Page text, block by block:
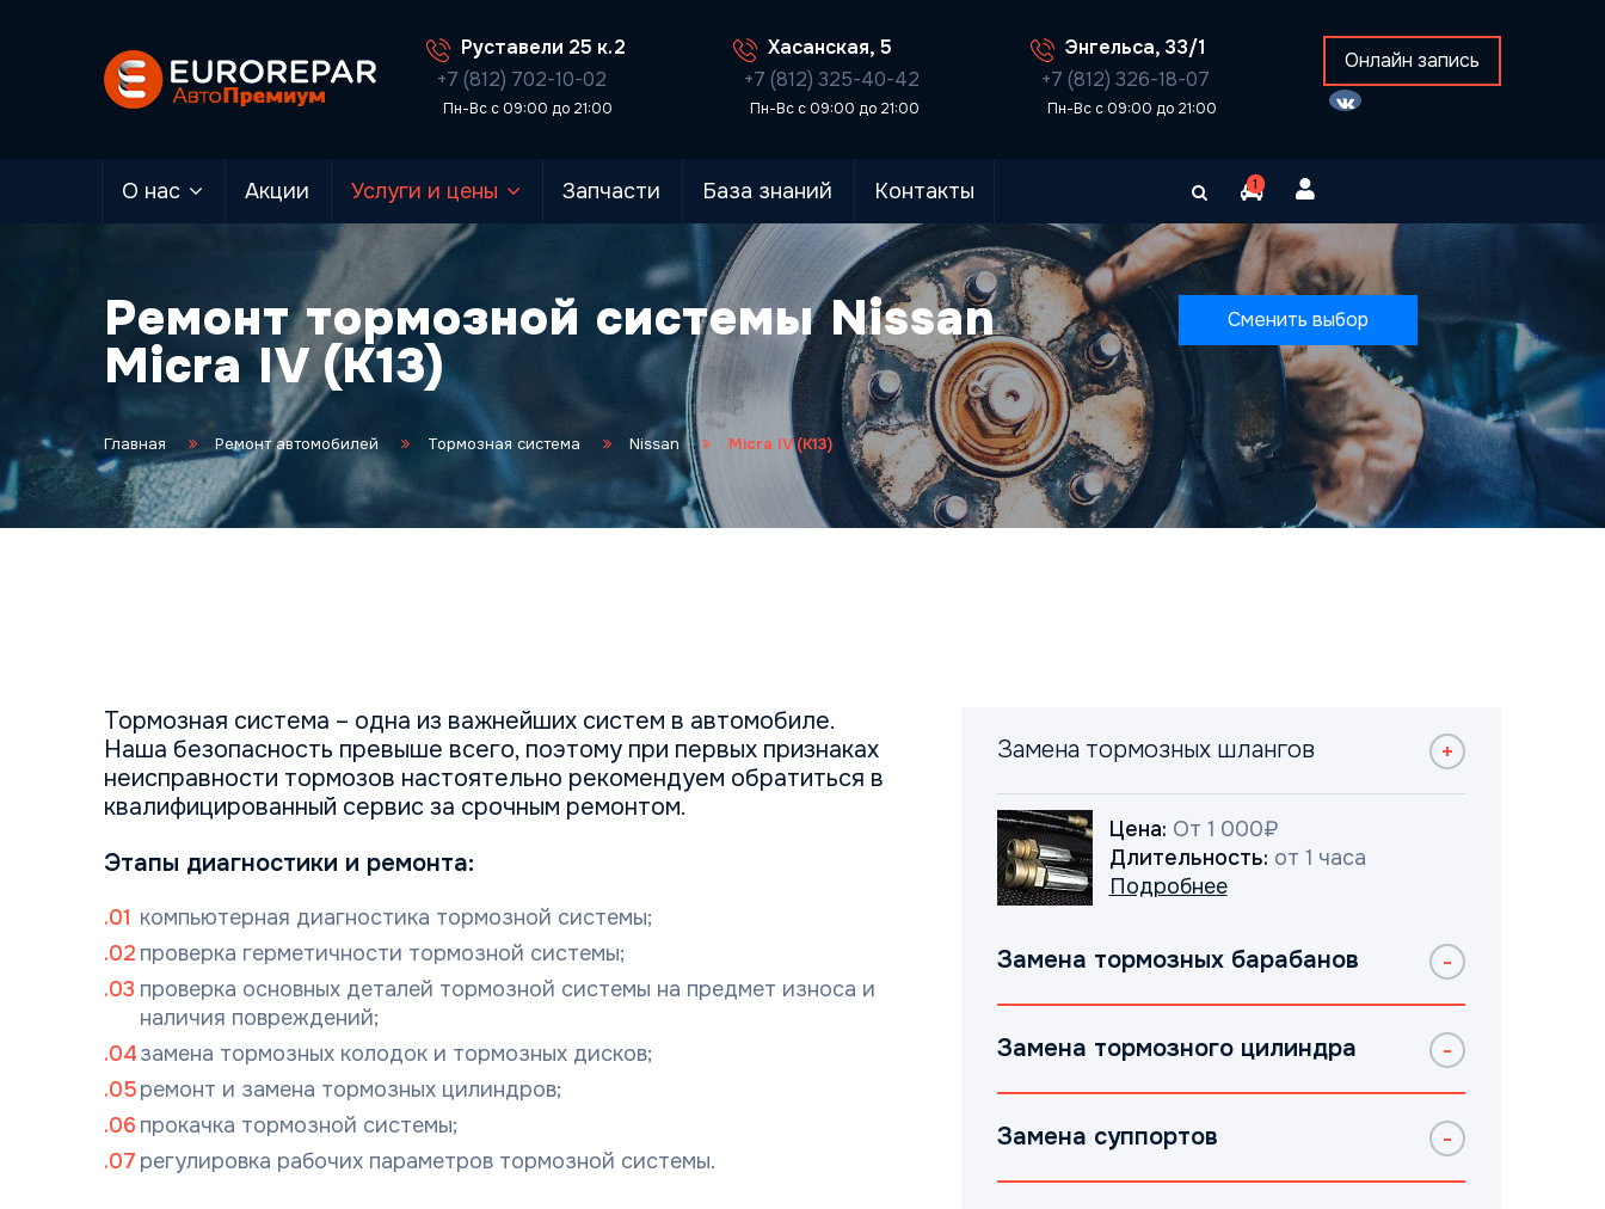
Руставели 25 к.2
+7 (812) 702-10-02
Пн-Вс с 09:00 до 21:00
Хасанская, 5
+7 (812) 325-40-42
Пн-Вс с 09:00 до 21:00
Энгельса, 33/1
+7 (812) 326-18-07
Пн-Вс с 09:00 до 21:00
Онлайн запись
О нас Акции Услуги и цены Запчасти База знаний Контакты 1
Ремонт тормозной системы Nissan
Micra IV (K13)
Сменить выбор
Главная Ремонт автомобилей Тормозная система Nissan Micra IV (K13)
Тормозная система – одна из важнейших систем в автомобиле.
Наша безопасность превыше всего, поэтому при первых признаках
неисправности тормозов настоятельно рекомендуем обратиться в
квалифицированный сервис за срочным ремонтом.
Этапы диагностики и ремонта:
компьютерная диагностика тормозной системы;
проверка герметичности тормозной системы;
проверка основных деталей тормозной системы на предмет изнoса и
наличия повреждений;
замена тормозных колодок и тормозных дисков;
ремонт и замена тормозных цилиндров;
прокачка тормозной системы;
регулировка рабочих параметров тормозной системы.
Замена тормозных шлангов
Цена: От 1 000₽
Длительность: от 1 часа
Подробнее
Замена тормозных барабанов
Замена тормозного цилиндра
Замена суппортов